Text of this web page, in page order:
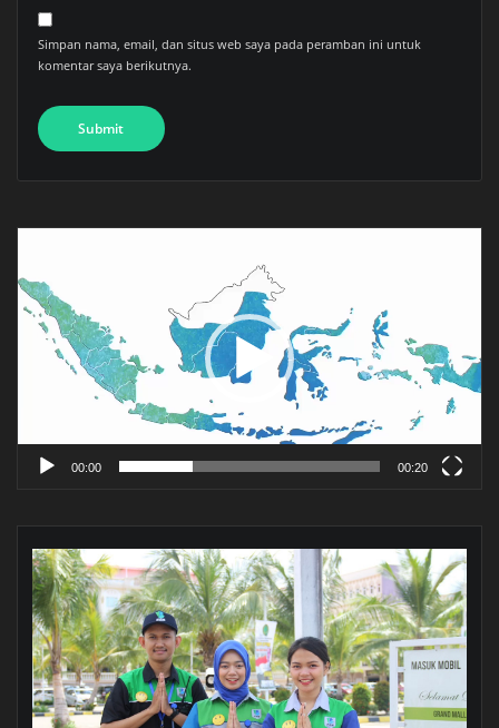
Simpan nama, email, dan situs web saya pada peramban ini untuk
komentar saya berikutnya.
00:00 00:20